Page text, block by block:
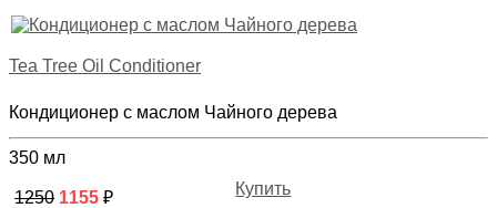
Tea Tree Oil Conditioner
Кондиционер с маслом Чайного дерева
350 мл
1250 1155 ₽ Купить